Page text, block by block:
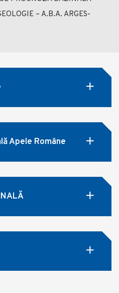
– A.B.A. ARGES-
Apele Române